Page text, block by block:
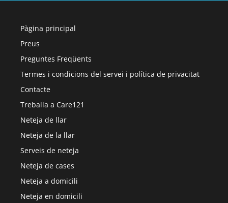
Pàgina principal
Preus
Preguntes Freqüents
Termes i condicions del servei i política de privacitat
Contacte
Treballa a Care121
Neteja de llar
Neteja de la llar
Serveis de neteja
Neteja de cases
Neteja a domicili
Neteja en domicili